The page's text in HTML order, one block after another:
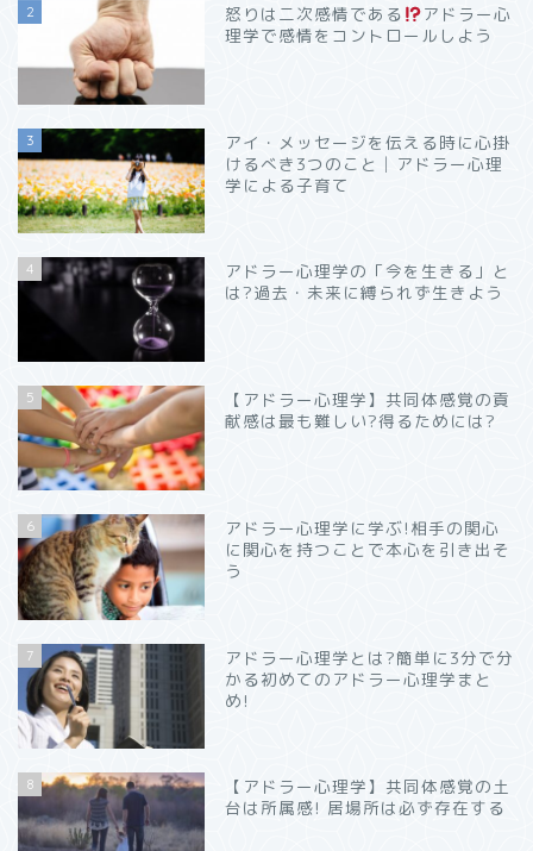
2 怒りは二次感情である
アドラー心
理学で感情をコントロールしよう
3
アイ・メッセージを伝える時に心掛
けるべき3つのこと│アドラー心理
学による子育て
4
アドラー心理学の「今を生きる」と
は?過去・未来に縛られず生きよう
5
【アドラー心理学】共同体感覚の貢
献感は最も難しい?得るためには?
6
アドラー心理学に学ぶ!相手の関心
に関心を持つことで本心を引き出そ
う
7
アドラー心理学とは?簡単に3分で分
かる初めてのアドラー心理学まと
め!
8
【アドラー心理学】共同体感覚の土
台は所属感! 居場所は必ず存在する